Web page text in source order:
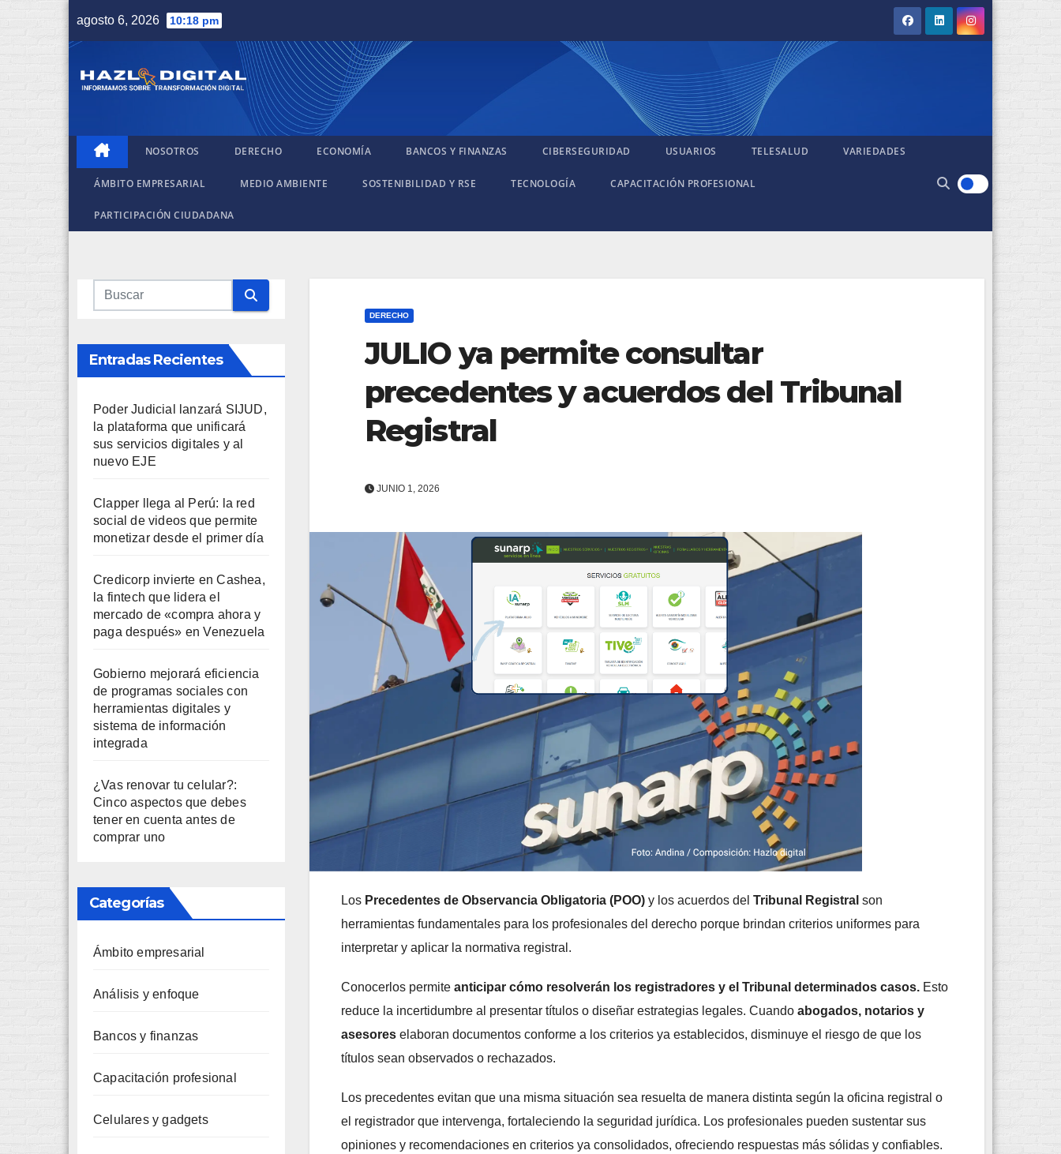
agosto 6, 2026 10:18 pm
NOSOTROS DERECHO ECONOMÍA BANCOS Y FINANZAS CIBERSEGURIDAD USUARIOS TELESALUD VARIEDADES
ÁMBITO EMPRESARIAL MEDIO AMBIENTE SOSTENIBILIDAD Y RSE TECNOLOGÍA CAPACITACIÓN PROFESIONAL
PARTICIPACIÓN CIUDADANA
Entradas Recientes
Poder Judicial lanzará SIJUD,
la plataforma que unificará
sus servicios digitales y al
nuevo EJE
Clapper llega al Perú: la red
social de videos que permite
monetizar desde el primer día
Credicorp invierte en Cashea,
la fintech que lidera el
mercado de «compra ahora y
paga después» en Venezuela
Gobierno mejorará eficiencia
de programas sociales con
herramientas digitales y
sistema de información
integrada
¿Vas renovar tu celular?:
Cinco aspectos que debes
tener en cuenta antes de
comprar uno
Categorías
Ámbito empresarial
Análisis y enfoque
Bancos y finanzas
Capacitación profesional
Celulares y gadgets
DERECHO
JULIO ya permite consultar
precedentes y acuerdos del Tribunal
Registral
JUNIO 1, 2026
Los Precedentes de Observancia Obligatoria (POO) y los acuerdos del Tribunal Registral son
herramientas fundamentales para los profesionales del derecho porque brindan criterios uniformes para
interpretar y aplicar la normativa registral.
Conocerlos permite anticipar cómo resolverán los registradores y el Tribunal determinados casos. Esto
reduce la incertidumbre al presentar títulos o diseñar estrategias legales. Cuando abogados, notarios y
asesores elaboran documentos conforme a los criterios ya establecidos, disminuye el riesgo de que los
títulos sean observados o rechazados.
Los precedentes evitan que una misma situación sea resuelta de manera distinta según la oficina registral o
el registrador que intervenga, fortaleciendo la seguridad jurídica. Los profesionales pueden sustentar sus
opiniones y recomendaciones en criterios ya consolidados, ofreciendo respuestas más sólidas y confiables.